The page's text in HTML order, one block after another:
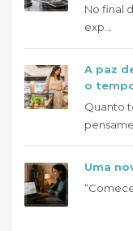
No final
exp...
A paz
o
Quanto
Uma